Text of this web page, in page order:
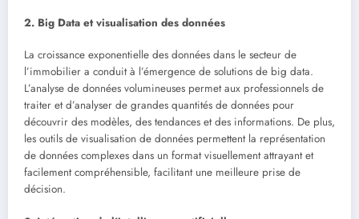
2. Big Data et visualisation des données
La croissance exponentielle des données dans le secteur de
l’immobilier a conduit à l’émergence de solutions de big data.
L’analyse de données volumineuses permet aux professionnels de
traiter et d’analyser de grandes quantités de données pour
découvrir des modèles, des tendances et des informations. De plus,
les outils de visualisation de données permettent la représentation
de données complexes dans un format visuellement attrayant et
facilement compréhensible, facilitant une meilleure prise de
décision.